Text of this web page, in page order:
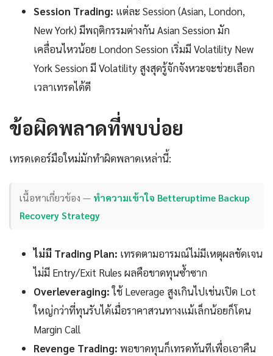
Session Trading: แต่ละ Session (Asian, London,
New York) มีพฤติกรรมต่างกัน Asian Session มัก
เคลื่อนไหวน้อย London Session เริ่มมี Volatility New
York Session มี Volatility สูงสุดรู้จักจังหวะจะช่วยเลือก
เวลาเทรดได้ดี
ข้อผิดพลาดที่พบบ่อย
เทรดเดอร์มือใหม่มักทำผิดพลาดเหล่านี้:
เนื้อหาเกี่ยวข้อง — ทำความเข้าใจ Betteruptime Backup
Recovery Strategy
ไม่มี Trading Plan: เทรดตามอารมณ์ไม่มีเหตุผลชัดเจน
ไม่มี Entry/Exit Rules ผลคือขาดทุนซ้ำซาก
Overleveraging:ใช้ Leverage สูงเกินไปเช่นเปิด Lot
ใหญ่กว่าที่ทุนรับได้เมื่อราคาสวนทางแม้เล็กน้อยก็โดน
Margin Call
Revenge Trading: พอขาดทุนก็เทรดทันทีเพื่อเอาคืน